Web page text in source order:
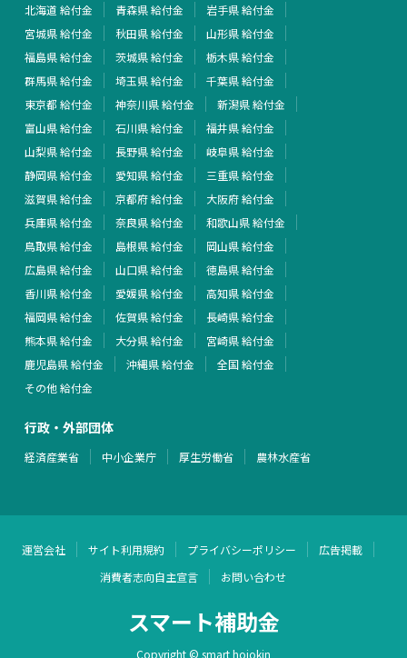
北海道 給付金 青森県 給付金
岩手県 給付金
宮城県 給付金
秋田県 給付金
山形県 給付金
福島県 給付金
茨城県 給付金
栃木県 給付金
群馬県 給付金
埼玉県 給付金
千葉県 給付金
東京都 給付金
神奈川県 給付金
新潟県 給付金
富山県 給付金
石川県 給付金
福井県 給付金
山梨県 給付金
長野県 給付金
岐阜県 給付金
静岡県 給付金
愛知県 給付金
三重県 給付金
滋賀県 給付金
京都府 給付金
大阪府 給付金
兵庫県 給付金
奈良県 給付金
和歌山県 給付金
鳥取県 給付金
島根県 給付金
岡山県 給付金
広島県 給付金
山口県 給付金
徳島県 給付金
香川県 給付金
愛媛県 給付金
高知県 給付金
福岡県 給付金
佐賀県 給付金
長崎県 給付金
熊本県 給付金
大分県 給付金
宮崎県 給付金
鹿児島県 給付金
沖縄県 給付金
全国 給付金
その他 給付金
行政・外部団体
経済産業省 中小企業庁 厚生労働省 農林水産省
運営会社 サイト利用規約 プライバシーポリシー
広告掲載
消費者志向自主宣言
お問い合わせ
スマート補助金
Copyright © smart hojokin